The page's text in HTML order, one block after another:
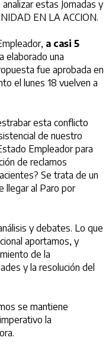
estas Jornadas y
EN LA ACCION.
a casi 5
elaborado una
fue aprobada en
el lunes 18 vuelven a
esta conflicto
de nuestro
Empleador para
de reclamos
Se trata de un
llegar al Paro por
y debates. Lo que
aportamos, y
de la
y la resolución del
se mantiene
la